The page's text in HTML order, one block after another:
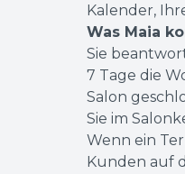
Kalender,
Was Maia
Sie
7 Tage die
Salon
Sie im
Wenn ein
Kunden auf